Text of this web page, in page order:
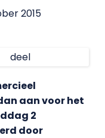
2015
deel
aan voor het
2
door